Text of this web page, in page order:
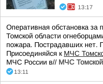
13:17
Оперативная обстановка за
Томской области
пожара. Пострадавших нет.
Присоединяйся к МЧС
МЧС России в// МЧС Томской
13:11